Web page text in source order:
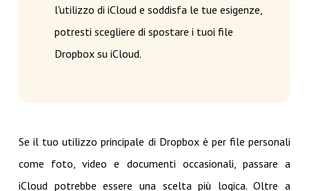
l'utilizzo di iCloud e soddisfa le tue esigenze,
potresti scegliere di spostare i tuoi file
Dropbox su iCloud.
Se il tuo utilizzo principale di Dropbox è per file personali
come foto, video e documenti occasionali, passare a
iCloud potrebbe essere una scelta più logica. Oltre a